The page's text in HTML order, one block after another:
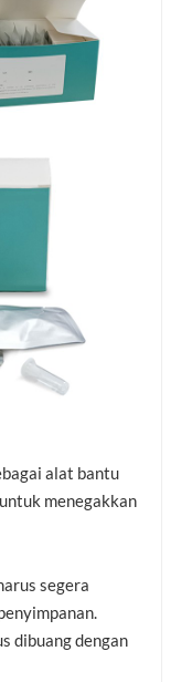
alat bantu
menegakkan
segera
dibuang dengan